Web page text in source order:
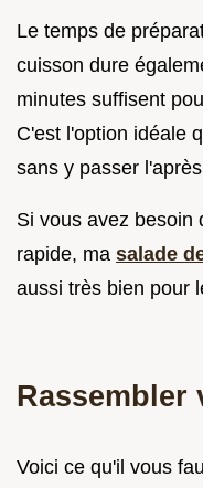
Le temps de
cuisson dure
minutes suffisent
C'est l'option idéale
sans y passer
Si vous avez besoin
rapide, ma salade
aussi très bien pour
Rassembler
Voici ce qu'il vous